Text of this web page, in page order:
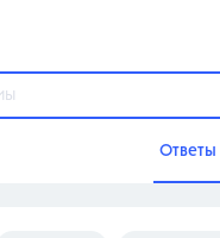
Ответы